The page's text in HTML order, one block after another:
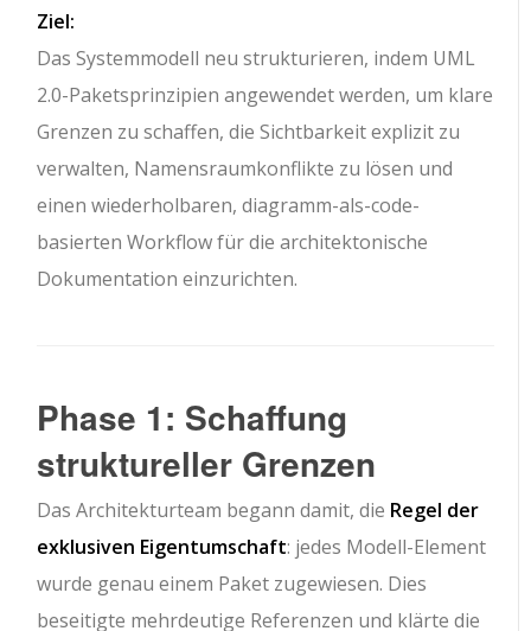
Ziel:
Das Systemmodell neu strukturieren, indem UML
2.0-Paketsprinzipien angewendet werden, um klare
Grenzen zu schaffen, die Sichtbarkeit explizit zu
verwalten, Namensraumkonflikte zu lösen und
einen wiederholbaren, diagramm-als-code-
basierten Workflow für die architektonische
Dokumentation einzurichten.
Phase 1: Schaffung
struktureller Grenzen
Das Architekturteam begann damit, die Regel der
exklusiven Eigentumschaft: jedes Modell-Element
wurde genau einem Paket zugewiesen. Dies
beseitigte mehrdeutige Referenzen und klärte die